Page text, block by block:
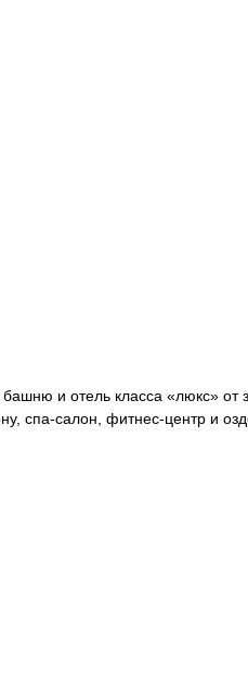
и отель класса «люкс»
спа-салон, фитнес-центр и